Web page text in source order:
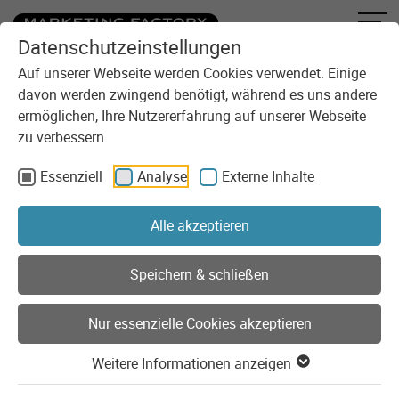
Datenschutzeinstellungen
Auf unserer Webseite werden Cookies verwendet. Einige
davon werden zwingend benötigt, während es uns andere
ermöglichen, Ihre Nutzererfahrung auf unserer Webseite
zu verbessern.
Essenziell
Analyse Externe Inhalte
Alle akzeptieren
Speichern & schließen
Nur essenzielle Cookies akzeptieren
Weitere Informationen anzeigen
Zum Inhalt springen
Sie sind here:
Unsere Projekte
Ein Auszug aus unseren Projekten der
letzten Jahre.
Seit Gründung der Marketing Factory im Jahre 1996 haben
wir bereits eine Vielzahl mittlerer bis großer und